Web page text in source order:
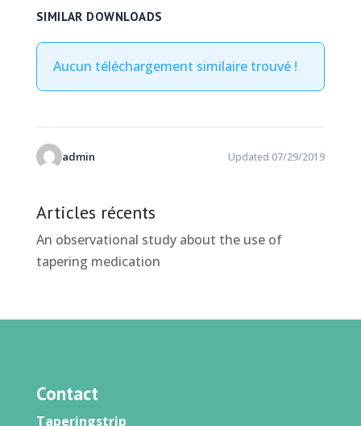
SIMILAR DOWNLOADS
Aucun téléchargement similaire trouvé !
admin Updated 07/29/2019
Articles récents
An observational study about the use of
tapering medication
Contact
Taperingstrip